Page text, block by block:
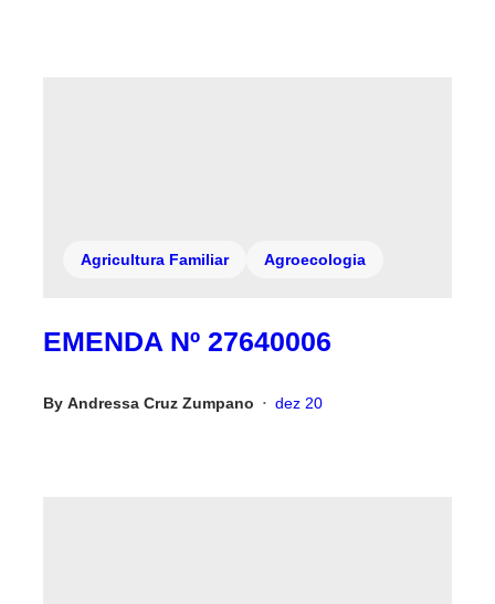
Agricultura Familiar Agroecologia
EMENDA Nº 27640006
By Andressa Cruz Zumpano • dez 20